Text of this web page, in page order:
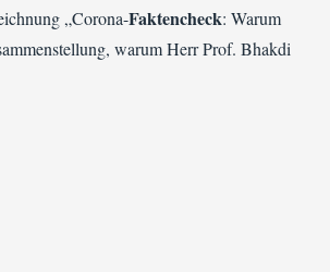
„Corona-Faktencheck: Warum
warum Herr Prof. Bhakdi